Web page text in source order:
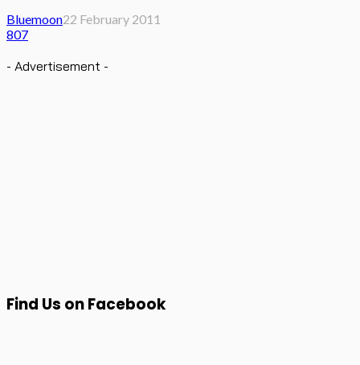
Bluemoon22 February 2011
807
- Advertisement -
Find Us on Facebook